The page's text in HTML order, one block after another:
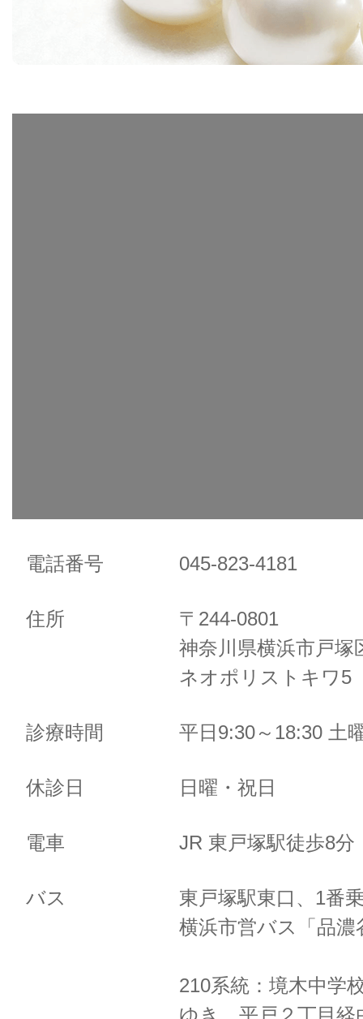
電話番号 045-823-4181
住所
〒244-0801
神奈川県横浜市戸塚
ネオポリストキワ
診療時間 平日9:30～18:30 土
休診日 日曜・祝日
電車 JR 東戸塚駅徒歩8
バス
東戸塚駅東口、1番
横浜市営バス「品
210系統：境木中学
ゆき、 平戸２丁目経